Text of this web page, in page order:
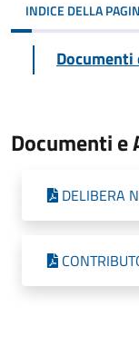
INDICE DELLA
Documenti e
DELIBERA